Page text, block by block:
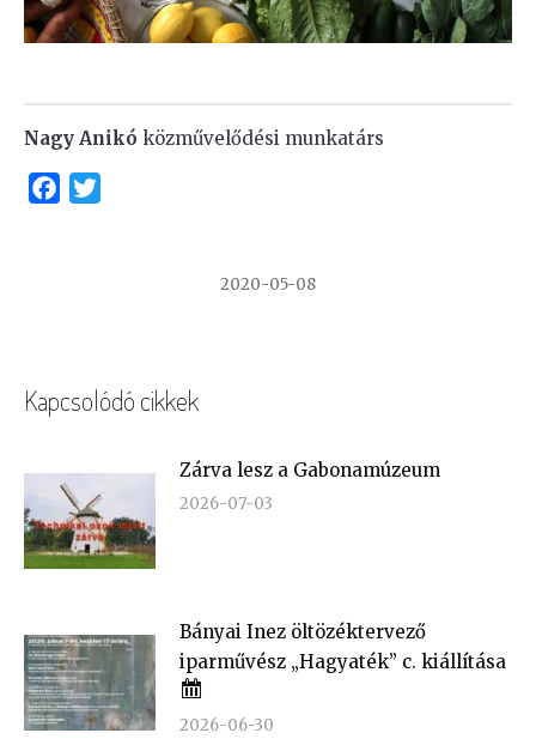
Nagy Anikó közművelődési munkatárs
Facebook
2020-05-08
Kapcsolódó cikkek
Zárva lesz a Gabonamúzeum
2026-07-03
Bányai Inez öltözéktervező
iparművész „Hagyaték” c. kiállítása
2026-06-30